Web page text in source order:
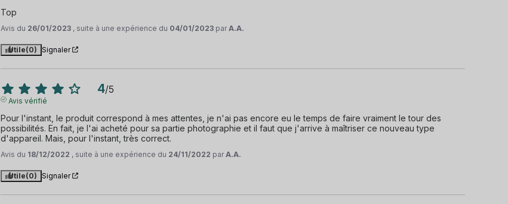
Top
Avis du 26/01/2023 , suite à une expérience du 04/01/2023 parA.A.
Utile(0) Signaler
4/5
Avis vérifié
Pour l'instant, le produit correspond à mes attentes, je n'ai pas encore eu le temps de faire vraiment le tour des
possibilités. En fait, je l'ai acheté pour sa partie photographie et il faut que j'arrive à maîtriser ce nouveau type
d'appareil. Mais, pour l'instant, très correct.
Avis du 18/12/2022 , suite à une expérience du 24/11/2022 parA.A.
Utile(0) Signaler